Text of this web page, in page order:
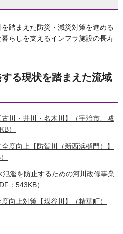
踏まえた防災・減災対策を進める
らしを支えるインフラ施設の長寿
する現状を踏まえた流域
川・井川・名木川】（宇治市、城
）
度向上【防賀川（新西浜樋門）】
濫を防止するための河川改修事業
：543KB）
向上対策【煤谷川】（精華町）